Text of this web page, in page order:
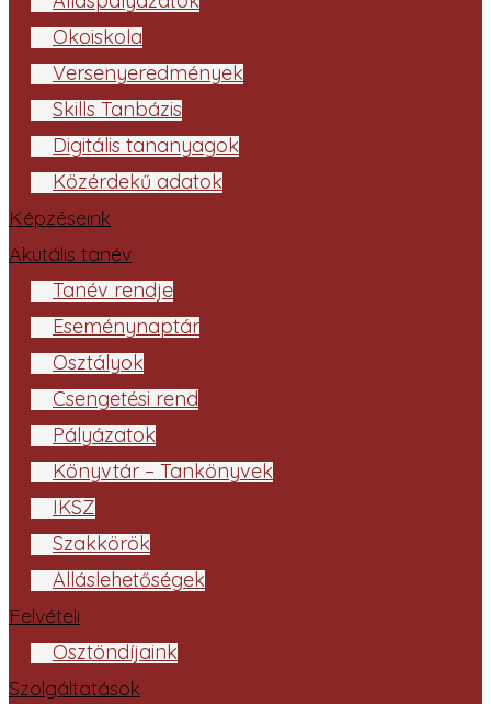
Ökoiskola
Versenyeredmények
Skills Tanbázis
Digitális tananyagok
Közérdekű adatok
Képzéseink
Akutális tanév
Tanév rendje
Eseménynaptár
Osztályok
Csengetési rend
Pályázatok
Könyvtár – Tankönyvek
IKSZ
Szakkörök
Álláslehetőségek
Felvételi
Ösztöndíjaink
Szolgáltatások